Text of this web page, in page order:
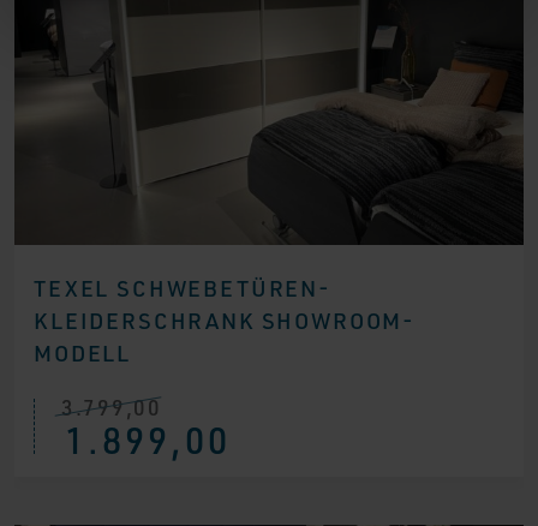
TEXEL SCHWEBETÜREN-
KLEIDERSCHRANK SHOWROOM-
MODELL
3.799,00
Ursprünglicher
Preis
war:1.899,00
Aktueller
Preis
ist: